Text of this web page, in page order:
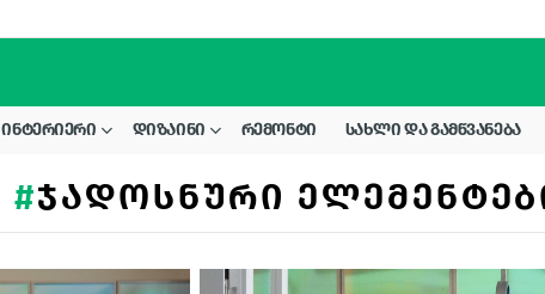
ᲘᲜᲢᲔᲠᲘᲔᲠᲘ ᲓᲘᲖᲐᲘᲜᲘ ᲠᲔᲛᲝᲜᲢᲘ ᲡᲐᲮᲚᲘ ᲓᲐ ᲒᲐᲛᲬᲕᲐᲜᲔᲑᲐ
ᲯᲐᲓᲝᲡᲜᲣᲠᲘ